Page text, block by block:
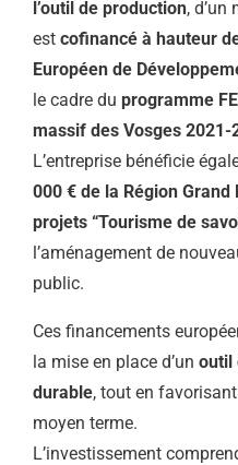
l’outil de production,
est cofinancé à hauteur
Européen de
le cadre du programme
massif des Vosges 2021-
L’entreprise bénéficie
000 € de la Région Grand
projets “Tourisme de
l’aménagement de
public.
Ces financements
la mise en place d’un outil
durable, tout en
moyen terme.
L’investissement